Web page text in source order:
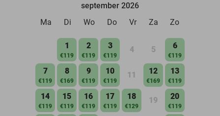
september 2026
Ma
Di Wo Do Vr Za Zo
1
€119
2
€119
3
€119
4 5 6
€119
7
€119
8
€169
9
€119
10
€119
11 12
€169
13
€119
14
€119
15
€119
16
€119
17
€119
18
€129
19 20
€119